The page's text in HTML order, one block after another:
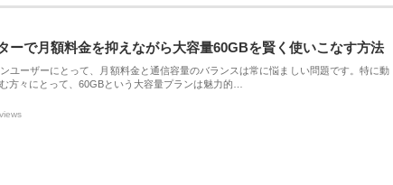
ーで月額料金を抑えながら大容量60GBを賢く使いこなす方法
ユーザーにとって、月額料金と通信容量のバランスは常に悩ましい問題です。特に動
方々にとって、60GBという大容量プランは魅力的…